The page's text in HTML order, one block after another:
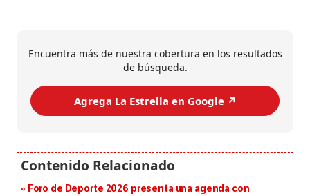
Encuentra más de nuestra cobertura en los resultados
de búsqueda.
Agrega La Estrella en Google ↗️
Foro de Deporte 2026 presenta una agenda con